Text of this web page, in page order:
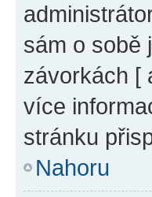
sám o sobě
závorkách [
více
stránku
Nahoru